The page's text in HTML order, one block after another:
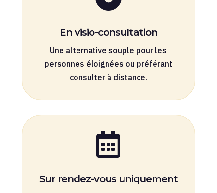
En visio-consultation
Une alternative souple pour les
personnes éloignées ou préférant
consulter à distance.

Sur rendez-vous uniquement